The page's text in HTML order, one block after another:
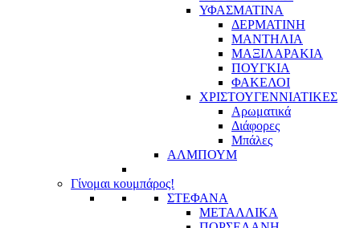
ΥΦΑΣΜΑΤΙΝA
ΔΕΡΜΑΤΙΝΗ
ΜΑΝΤΗΛΙΑ
ΜΑΞΙΛΑΡΑΚΙΑ
ΠΟΥΓΚΙΑ
ΦΑΚΕΛΟΙ
ΧΡΙΣΤΟΥΓΕΝΝΙΑΤΙΚΕΣ
Αρωματικά
Διάφορες
Μπάλες
ΑΛΜΠΟΥΜ
Γίνομαι κουμπάρος!
ΣΤΕΦΑΝΑ
ΜΕΤΑΛΛΙΚΑ